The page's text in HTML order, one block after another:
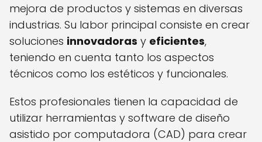
mejora de productos y sistemas en diversas
industrias. Su labor principal consiste en crear
soluciones innovadoras y eficientes,
teniendo en cuenta tanto los aspectos
técnicos como los estéticos y funcionales.
Estos profesionales tienen la capacidad de
utilizar herramientas y software de diseño
asistido por computadora (CAD) para crear